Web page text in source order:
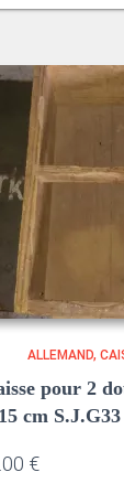
ALLEMAND
pour 2
15 cm
€